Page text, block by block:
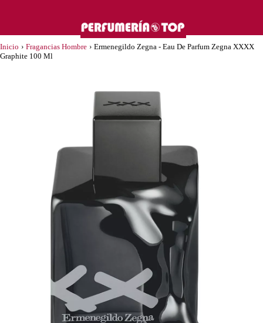
Inicio › Fragancias Hombre › Ermenegildo Zegna - Eau De Parfum Zegna XXXX
Graphite 100 Ml